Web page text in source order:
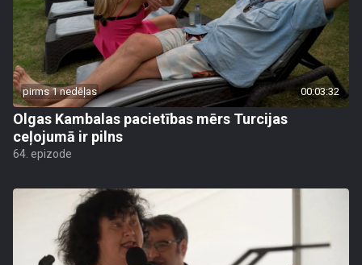
pirms 1 nedēļas 00:03:32
Olgas Kambalas pacietības mērs Turcijas
ceļojumā ir pilns
64. epizode